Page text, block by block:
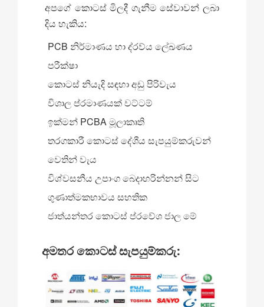
අපගේ කොටස් මිලදී ගැනීම සේවාවන් ලබා
දිය හැකිය:
PCB නිර්මාණය හා ද්රව්ය ලේඛණය
පරීක්ෂා
කොටස් නියැදි සඳහා අඩු පිරිවැය
විශාල ප්රමාණයක් වට්ටම්
ඉක්මන් PCBA මූලාකෘති
තරගකාරී කොටස් දේශීය සැපයුම්කරුවන්
වෙතින් වැය
විශ්වසනීය උපාංග බෙදාහරින්නන් සිට
ගුණාත්මකභාවය සහතික
ජාත්යන්තර කොටස් ප්රවේශ ජාල මේ
අමතර කොටස් සැපයුම්කරු: